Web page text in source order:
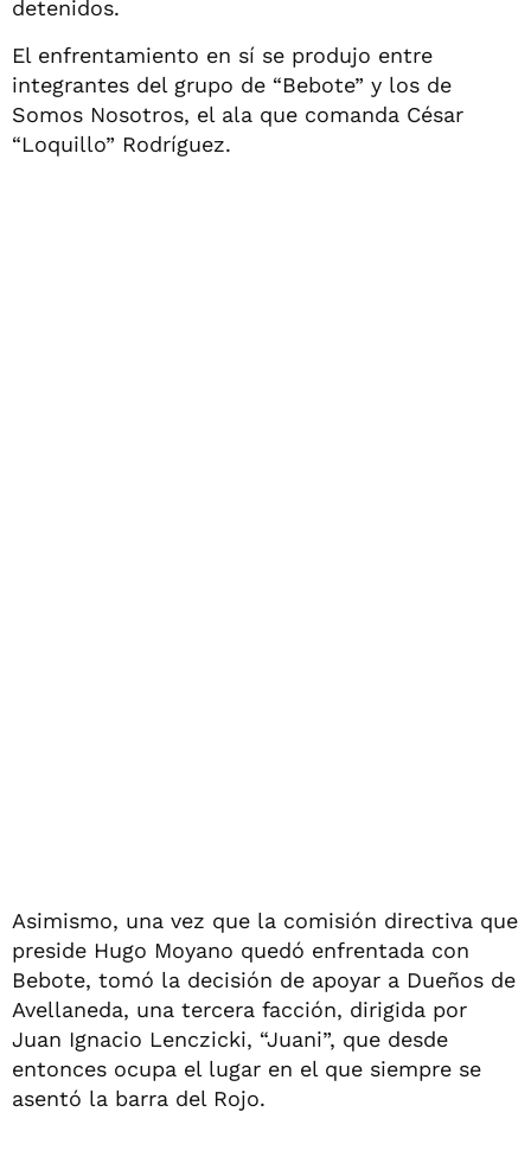
detenidos.
El enfrentamiento en sí se produjo entre
integrantes del grupo de “Bebote” y los de
Somos Nosotros, el ala que comanda César
“Loquillo” Rodríguez.
Asimismo, una vez que la comisión directiva que
preside Hugo Moyano quedó enfrentada con
Bebote, tomó la decisión de apoyar a Dueños de
Avellaneda, una tercera facción, dirigida por
Juan Ignacio Lenczicki, “Juani”, que desde
entonces ocupa el lugar en el que siempre se
asentó la barra del Rojo.